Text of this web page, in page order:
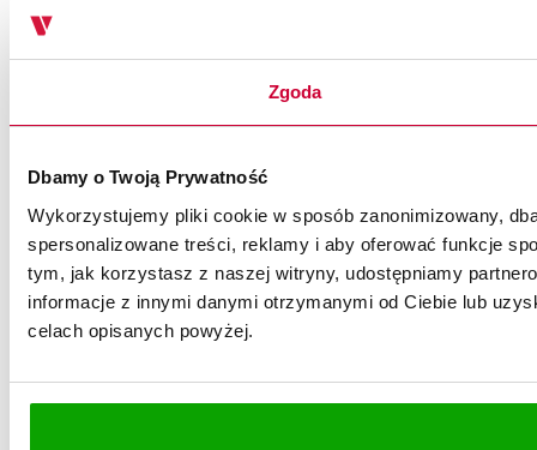
Zgoda
Dbamy o Twoją Prywatność
Wykorzystujemy pliki cookie w sposób zanonimizowany,
spersonalizowane treści, reklamy i aby oferować funkcje
tym, jak korzystasz z naszej witryny, udostępniamy
informacje z innymi danymi otrzymanymi od Ciebie lub
celach opisanych powyżej.